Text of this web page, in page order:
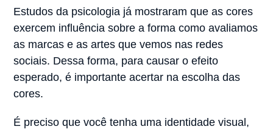
Estudos da psicologia já mostraram que as cores
exercem influência sobre a forma como avaliamos
as marcas e as artes que vemos nas redes
sociais. Dessa forma, para causar o efeito
esperado, é importante acertar na escolha das
cores.
É preciso que você tenha uma identidade visual,